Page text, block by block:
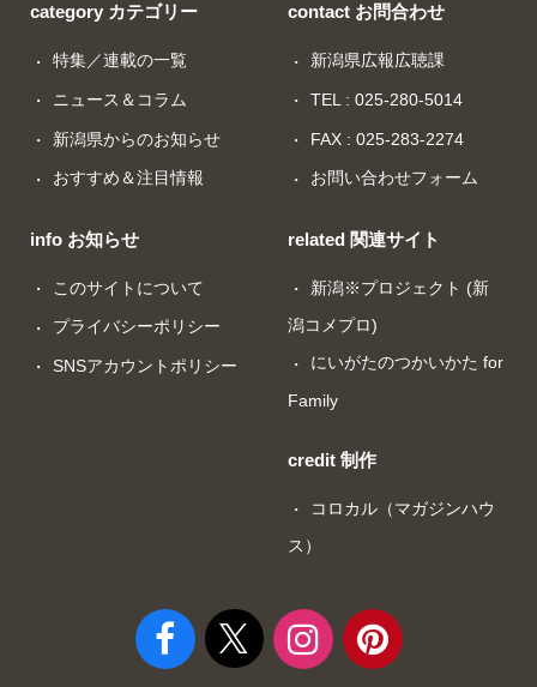
category カテゴリー
特集／連載の一覧
ニュース＆コラム
新潟県からのお知らせ
おすすめ＆注目情報
info お知らせ
このサイトについて
プライバシーポリシー
SNSアカウントポリシー
contact お問合わせ
新潟県広報広聴課
TEL : 025-280-5014
FAX : 025-283-2274
お問い合わせフォーム
related 関連サイト
新潟※プロジェクト (新
潟コメプロ)
にいがたのつかいかた for
Family
credit 制作
コロカル（マガジンハウ
ス）